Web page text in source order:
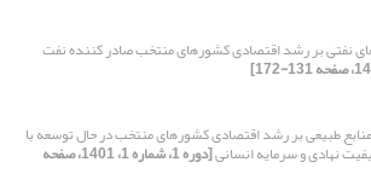
نفتی بر رشد اقتصادی کشورهای منتخب صادر کننده نفت
منابع طبیعی بر رشد اقتصادی کشورهای منتخب در حال توسعه با
نهادی و سرمایه انسانی [دوره 1، شماره 1، 1401، صفحه